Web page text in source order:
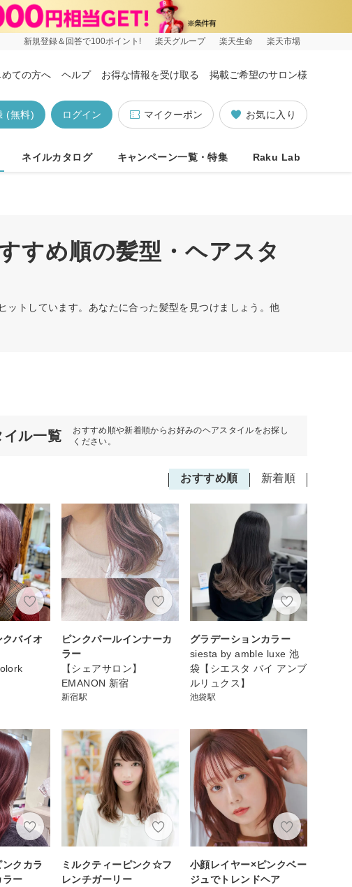
新規登録＆回答で100ポイント! 楽天グループ 楽天生命 楽天市場
めての方へ ヘルプ お得な情報を受け取る 掲載ご希望のサロン様
お気に入り
マイクーポン
ログイン
(無料)
ネイルカタログ キャンペーン一覧・特集 Raku Lab
すめ順の髪型・ヘアスタ
トしています。あなたに合った髪型を見つけましょう。他
イル一覧
おすすめ順や新着順からお好みのヘアスタイルをお探し
ください。
おすすめ順 新着順
バイオ
ピンクパールインナーカ
ラー
【シェアサロン】
EMANON 新宿
新宿駅
グラデーションカラー
siesta by amble luxe 池
袋【シエスタ バイ アンブ
ルリュクス】
池袋駅
クカラ
ラー
ミルクティーピンク☆フ
レンチガーリー
小顔レイヤー×ピンクベー
ジュでトレンドヘア